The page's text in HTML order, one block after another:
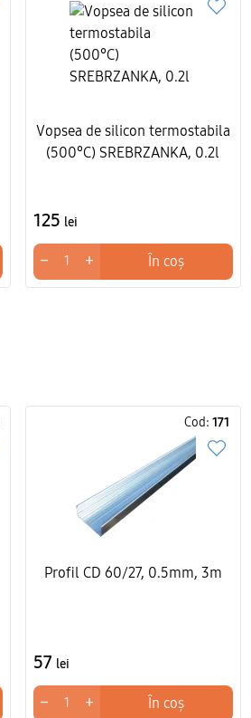
Vopsea de silicon termostabila
(500°C) SREBRZANKA, 0.2l
125 lei
− + În coș
Cod: 171
Profil CD 60/27, 0.5mm, 3m
57 lei
− + În coș